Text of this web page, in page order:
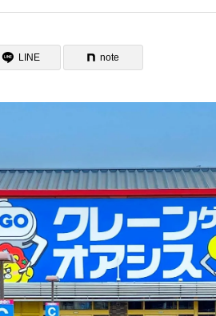
LINE note